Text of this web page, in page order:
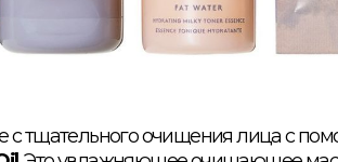
с тщательного очищения лица с